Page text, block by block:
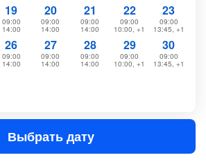
19
09:00
14:00
20
09:00
14:00
21
09:00
14:00
22
09:00
10:00, +1
23
09:00
13:45, +1
26
09:00
14:00
27
09:00
14:00
28
09:00
14:00
29
09:00
10:00, +1
30
09:00
13:45, +1
Выбрать дату